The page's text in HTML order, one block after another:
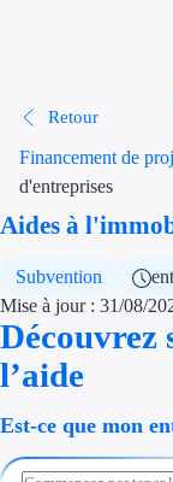
Retour
Financement de
d'entreprises
Aides à
Subvention
Mise à jour : 31/08/
Découvrez
l’aide
Est-ce que mon